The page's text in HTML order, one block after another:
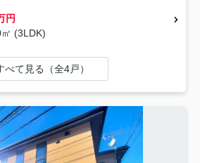
円
(3LDK)
べて見る（全4戸）